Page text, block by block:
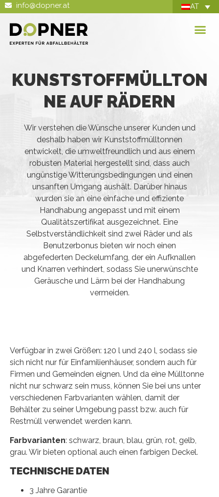
info@dopner.at AT
KUNSTSTOFFMÜLLTON
NE AUF RÄDERN
Wir verstehen die Wünsche unserer Kunden und
deshalb haben wir Kunststoffmülltonnen
entwickelt, die umweltfreundlich und aus einem
robusten Material hergestellt sind, dass auch
ungünstige Witterungsbedingungen und einen
unsanften Umgang aushält. Darüber hinaus
wurden sie an eine einfache und effiziente
Handhabung angepasst und mit einem
Qualitätszertifikat ausgezeichnet. Eine
Selbstverständlichkeit sind zwei Räder und als
Benutzerbonus bieten wir noch einen
abgefederten Deckelumfang, der ein Aufknallen
und Knarren verhindert, sodass Sie unerwünschte
Geräusche und Lärm bei der Handhabung
vermeiden.
Verfügbar in zwei Größen: 120 l und 240 l, sodass sie
sich nicht nur für Einfamilienhäuser, sondern auch für
Firmen und Gemeinden eignen. Und da eine Mülltonne
nicht nur schwarz sein muss, können Sie bei uns unter
verschiedenen Farbvarianten wählen, damit der
Behälter zu seiner Umgebung passt bzw. auch für
Restmüll verwendet werden kann.
Farbvarianten: schwarz, braun, blau, grün, rot, gelb,
grau. Wir bieten optional auch einen farbigen Deckel.
TECHNISCHE DATEN
3 Jahre Garantie